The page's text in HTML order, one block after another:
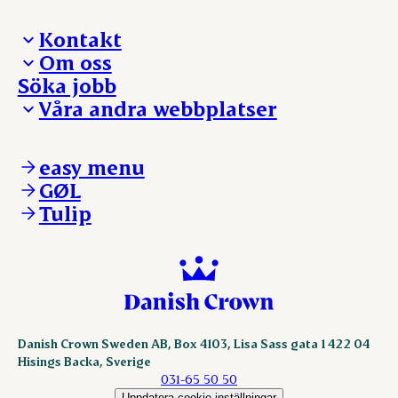
Kontakt
Presskontakt – För dig som är journalist
Reklamation
Visselblåsning
Om oss
Vi tar ledningen
Våra ställen
Söka jobb
Våra andra webbplatser
ESS-FOOD.com
KLS.se
nordicspoor.com
easy menu
GØL
Tulip
Danish Crown Sweden AB, Box 4103, Lisa Sass gata 1 422 04
Hisings Backa, Sverige
031-65 50 50